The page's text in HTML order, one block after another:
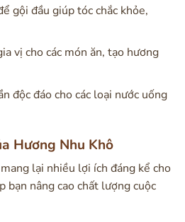
gội đầu giúp tóc chắc khỏe,
vị cho các món ăn, tạo hương
độc đáo cho các loại nước uống
Hương Nhu Khô
mang lại nhiều lợi ích đáng kể cho
bạn nâng cao chất lượng cuộc